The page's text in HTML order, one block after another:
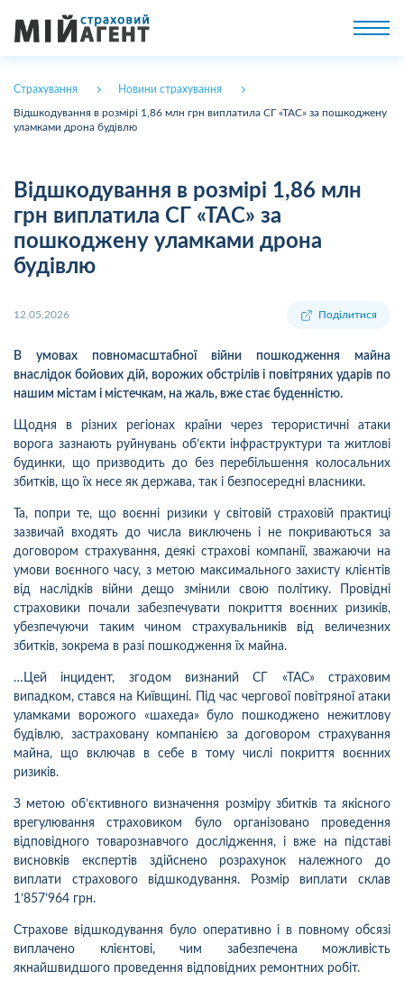
Страхування Новини страхування
Відшкодування в розмірі 1,86 млн грн виплатила СГ «ТАС» за пошкоджену
уламками дрона будівлю
Відшкодування в розмірі 1,86 млн
грн виплатила СГ «ТАС» за
пошкоджену уламками дрона
будівлю
12.05.2026 Поділитися
В умовах повномасштабної війни пошкодження майна
внаслідок бойових дій, ворожих обстрілів і повітряних ударів по
нашим містам і містечкам, на жаль, вже стає буденністю.
Щодня в різних регіонах країни через терористичні атаки
ворога зазнають руйнувань об’єкти інфраструктури та житлові
будинки, що призводить до без перебільшення колосальних
збитків, що їх несе як держава, так і безпосередні власники.
Та, попри те, що воєнні ризики у світовій страховій практиці
зазвичай входять до числа виключень і не покриваються за
договором страхування, деякі страхові компанії, зважаючи на
умови воєнного часу, з метою максимального захисту клієнтів
від наслідків війни дещо змінили свою політику. Провідні
страховики почали забезпечувати покриття воєнних ризиків,
убезпечуючи таким чином страхувальників від величезних
збитків, зокрема в разі пошкодження їх майна.
…Цей інцидент, згодом визнаний СГ «ТАС» страховим
випадком, стався на Київщині. Під час чергової повітряної атаки
уламками ворожого «шахеда» було пошкоджено нежитлову
будівлю, застраховану компанією за договором страхування
майна, що включав в себе в тому числі покриття воєнних
ризиків.
З метою об’єктивного визначення розміру збитків та якісного
врегулювання страховиком було організовано проведення
відповідного товарознавчого дослідження, і вже на підставі
висновків експертів здійснено розрахунок належного до
виплати страхового відшкодування. Розмір виплати склав
1’857’964 грн.
Страхове відшкодування було оперативно і в повному обсязі
виплачено клієнтові, чим забезпечена можливість
якнайшвидшого проведення відповідних ремонтних робіт.